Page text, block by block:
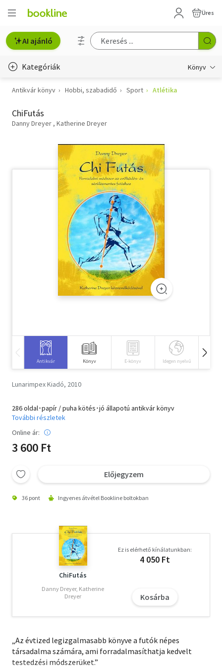
Üres
AI ajánló
Kategóriák Könyv
Életmód, egészség
Erotika
Hobbi, szabadidő
Szótár, nyelvkönyv
Tankönyv, segédkönyv
Társadalomtudomány
Antikvár könyv Hobbi, szabadidő Sport Atlétika
ChiFutás
Danny Dreyer Katherine Dreyer
Antikvár Könyv E-könyv Idegen nyelvű
Lunarimpex Kiadó, 2010
286 oldal･papír / puha kötés･jó állapotú antikvár könyv
További részletek
Online ár:
3 600 Ft
Előjegyzem
36 pont Ingyenes átvétel Bookline boltokban
ChiFutás
Danny Dreyer, Katherine
Dreyer
Ez is elérhető kínálatunkban:
4 050 Ft
Kosárba
„Az évtized legizgalmasabb könyve a futók népes
társadalma számára, ami forradalmasíthatja kedvelt
testedzési módszerüket.”